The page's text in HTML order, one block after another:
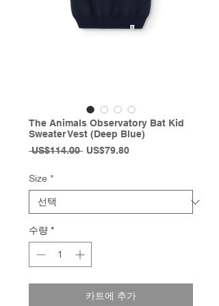
The Animals Observatory Bat Kid
Sweater Vest (Deep Blue)
US$114.00 일US$79.80할
Size *
수량 *
카트에 추가